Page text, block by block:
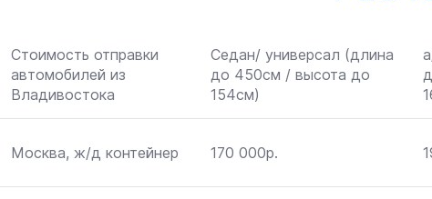
Стоимость отправки
автомобилей из
Владивостока
Седан/ универсал (длина
до 450см / высота до
154см)
Москва, ж/д контейнер 170 000р.